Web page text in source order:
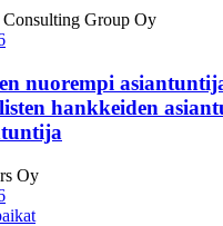
Group Oy
nuorempi
hankkeiden
Oy